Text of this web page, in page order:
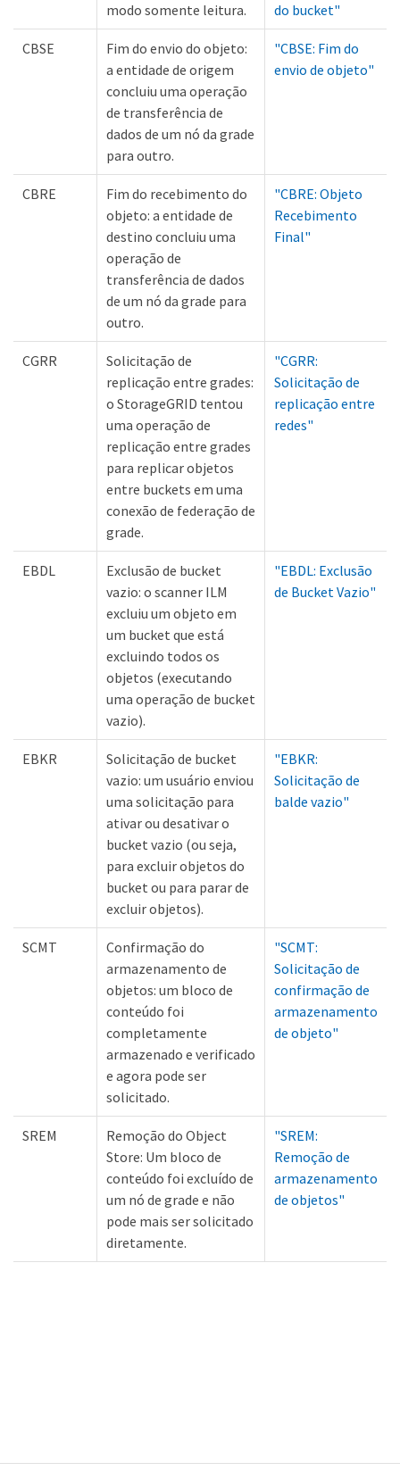
modo somente leitura.
do bucket"
CBSE
Fim do envio do objeto:
a entidade de origem
concluiu uma operação
de transferência de
dados de um nó da grade
para outro.
"CBSE: Fim do
envio de objeto"
CBRE
Fim do recebimento do
objeto: a entidade de
destino concluiu uma
operação de
transferência de dados
de um nó da grade para
outro.
"CBRE: Objeto
Recebimento
Final"
CGRR
Solicitação de
replicação entre grades:
o StorageGRID tentou
uma operação de
replicação entre grades
para replicar objetos
entre buckets em uma
conexão de federação de
grade.
"CGRR:
Solicitação de
replicação entre
redes"
EBDL
Exclusão de bucket
vazio: o scanner ILM
excluiu um objeto em
um bucket que está
excluindo todos os
objetos (executando
uma operação de bucket
vazio).
"EBDL: Exclusão
de Bucket Vazio"
EBKR
Solicitação de bucket
vazio: um usuário enviou
uma solicitação para
ativar ou desativar o
bucket vazio (ou seja,
para excluir objetos do
bucket ou para parar de
excluir objetos).
"EBKR:
Solicitação de
balde vazio"
SCMT
Confirmação do
armazenamento de
objetos: um bloco de
conteúdo foi
completamente
armazenado e verificado
e agora pode ser
solicitado.
"SCMT:
Solicitação de
confirmação de
armazenamento
de objeto"
SREM
Remoção do Object
Store: Um bloco de
conteúdo foi excluído de
um nó de grade e não
pode mais ser solicitado
diretamente.
"SREM:
Remoção de
armazenamento
de objetos"